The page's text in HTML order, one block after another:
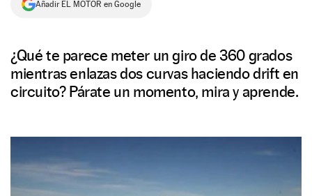
SÍGUENOS
Añadir EL MOTOR en Google
¿Qué te parece meter un giro de 360 grados
mientras enlazas dos curvas haciendo drift en
circuito? Párate un momento, mira y aprende.